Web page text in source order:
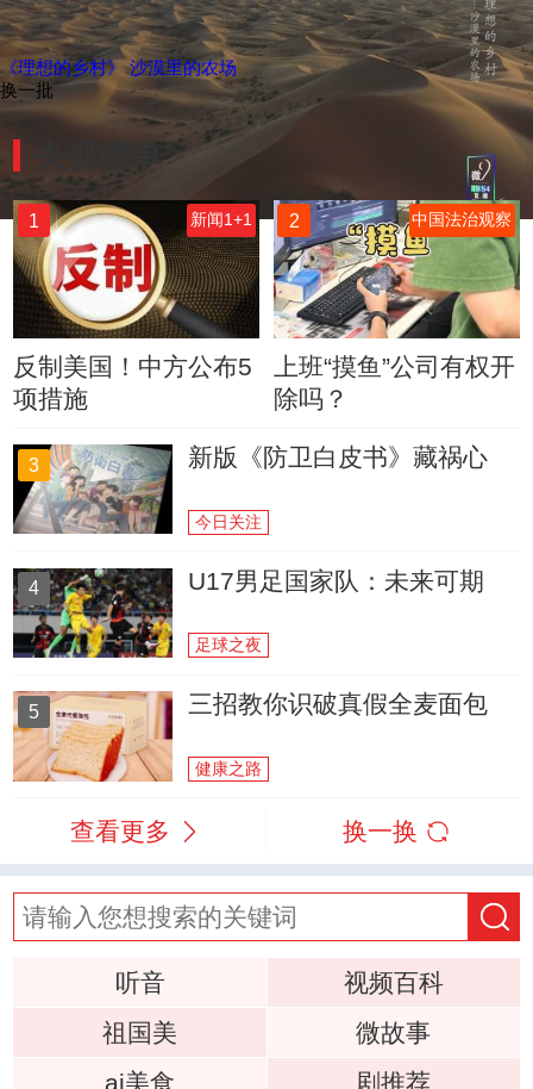
《理想的乡村》 沙漠里的农场
换一批
央视榜单
1 新闻1+1
反制美国！中方公布5
项措施
2 中国法治观察
上班“摸鱼”公司有权开
除吗？
3 新版《防卫白皮书》藏祸心
今日关注
4 U17男足国家队：未来可期
足球之夜
5 三招教你识破真假全麦面包
健康之路
查看更多 换一换
听音
视频百科
祖国美
微故事
ai美食
剧推荐